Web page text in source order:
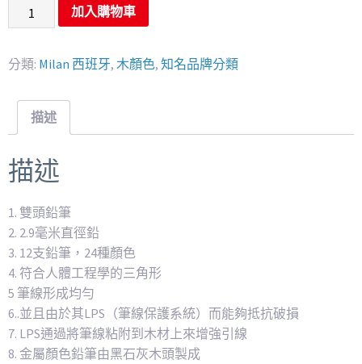
加入購物車
分類: Milan 西班牙, 木顏色, 知名品牌分類
描述
描述
1. 雙頭鉛筆
2. 2.9毫米直徑鉛
3. 12支鉛筆，24種顏色
4. 符合人體工程學的三角形
5 筆線形成均勻
6..並且由於其LPS（筆線保護系統）而能夠抵抗破損
7. LPS通過將筆線粘附到木材上來增強引線
8. 金屬顏色鉛筆由黑石灰木頭製成